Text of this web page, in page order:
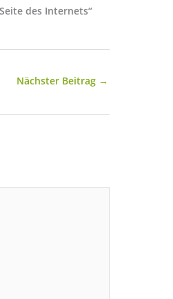
des Internets“
Nächster Beitrag →